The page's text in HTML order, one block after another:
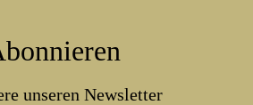
unseren Newsletter